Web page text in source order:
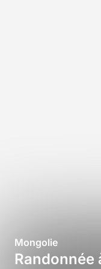
Mongolie
Randonnée